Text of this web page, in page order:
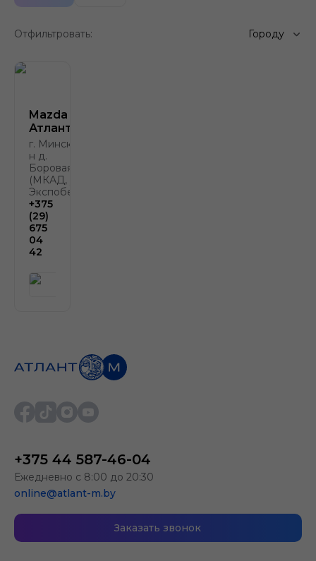
Отфильтровать: Городу
Mazda
Атлант-М
г. Минск, р-
н д.
Боровая, 2
(МКАД, у
Экспобела)
+375
(29)
675
04
42
+375 44 587-46-04
Ежедневно с 8:00 до 20:30
online@atlant-m.by
Заказать звонок